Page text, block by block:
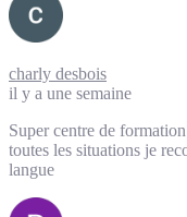
charly desbois
il y a une semaine
Super centre de
toutes les situations je
langue